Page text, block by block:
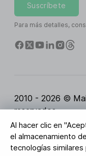
Al hacer clic en
el almacenamiento
tecnologías similares
Suscríbete
Para más detalles,
2010 - 2026 ©
reservados.
Condiciones del
Página de Confianza
Activos de marca